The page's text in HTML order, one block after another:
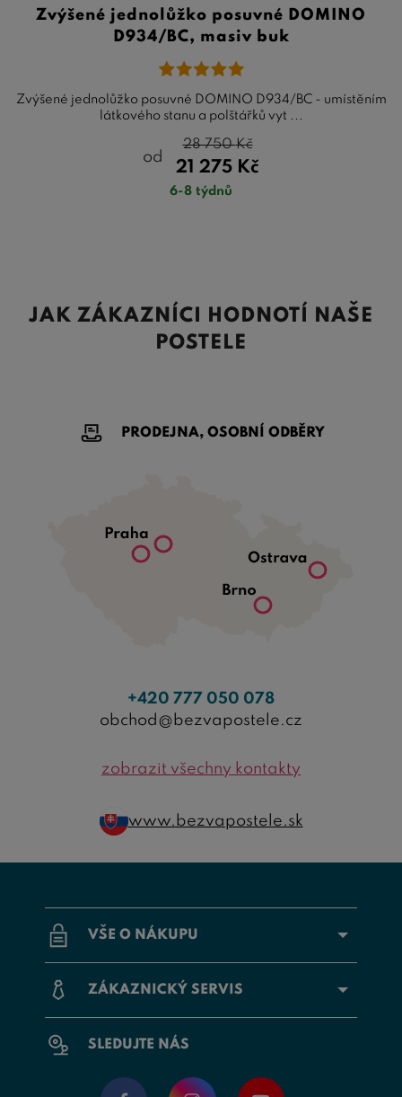
Zvýšené jednolůžko posuvné DOMINO
D934/BC, masiv buk
Zvýšené jednolůžko posuvné DOMINO D934/BC - umístěním
látkového stanu a polštářků vyt ...
od
21 275 Kč
28 750Kč
6-8 týdnů
JAK ZÁKAZNÍCI HODNOTÍ NAŠE
POSTELE
VŠE O NÁKUPU
ZÁKAZNICKÝ SERVIS
SLEDUJTE NÁS
PRODEJNA, OSOBNÍ ODBĚRY
+420 777 050 078
obchod@bezvapostele.cz
zobrazit všechny kontakty
www.bezvapostele.sk